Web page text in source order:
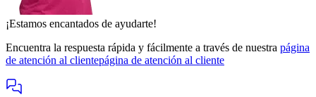
¡Estamos encantados de ayudarte!
Encuentra la respuesta rápida y fácilmente a través de nuestra página
de atención al clientepágina de atención al cliente